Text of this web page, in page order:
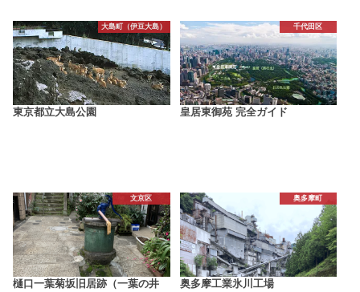
大島町（伊豆大島）
東京都立大島公園
千代田区
皇居東御苑 完全ガイド
文京区
樋口一葉菊坂旧居跡（一葉の井
奥多摩町
奥多摩工業氷川工場